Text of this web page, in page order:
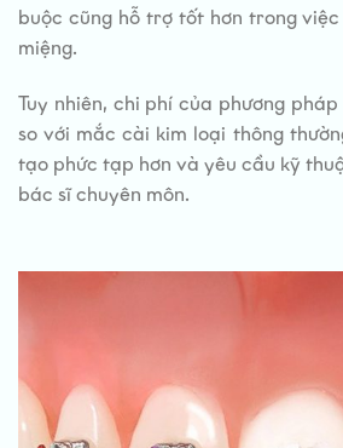
buộc cũng hỗ trợ tốt hơn trong
miệng.
Tuy nhiên, chi phí của phương
so với mắc cài kim loại thông
tạo phức tạp hơn và yêu cầu kỹ
bác sĩ chuyên môn.